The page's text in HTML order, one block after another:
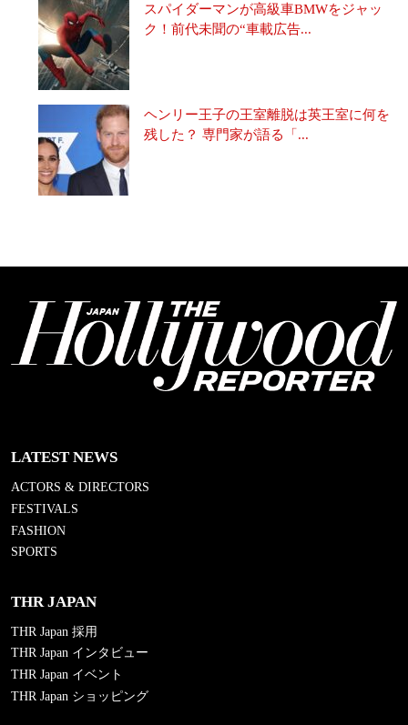
スパイダーマンが高級車BMWをジャッ
ク！前代未聞の“車載広告...
ヘンリー王子の王室離脱は英王室に何を
残した？ 専門家が語る「...
LATEST NEWS
ACTORS & DIRECTORS
FESTIVALS
FASHION
SPORTS
THR JAPAN
THR Japan 採用
THR Japan インタビュー
THR Japan イベント
THR Japan ショッピング